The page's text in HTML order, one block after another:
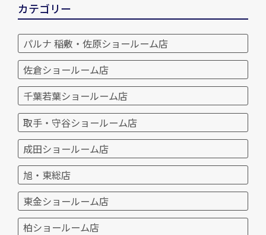
カテゴリー
パルナ 稲敷・佐原ショールーム店
佐倉ショールーム店
千葉若葉ショールーム店
取手・守谷ショールーム店
成田ショールーム店
旭・東総店
東金ショールーム店
柏ショールーム店